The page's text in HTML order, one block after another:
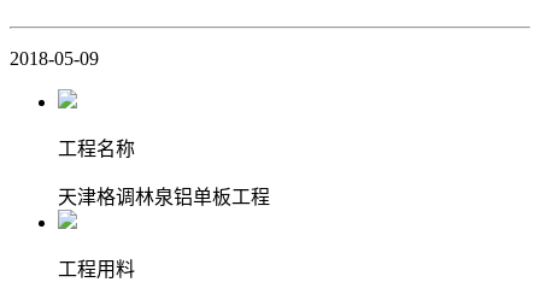
2018-05-09
工程名称
天津格调林泉铝单板工程
工程用料